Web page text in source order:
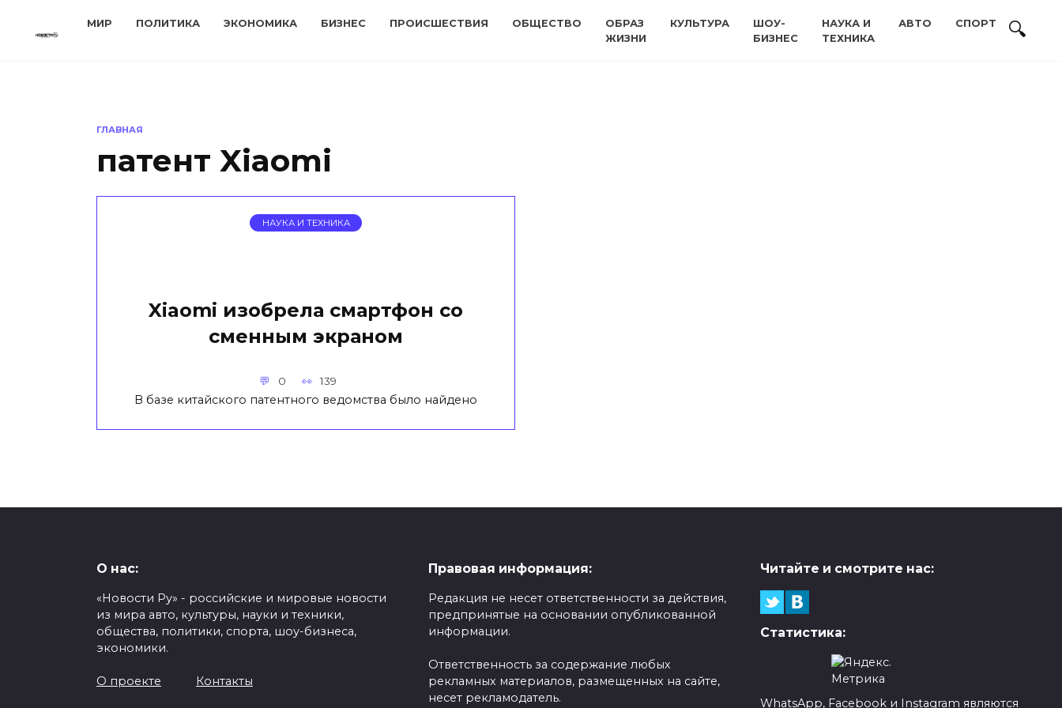
МИР ПОЛИТИКА ЭКОНОМИКА БИЗНЕС ПРОИСШЕСТВИЯ ОБЩЕСТВО
ОБРАЗ
ЖИЗНИ
КУЛЬТУРА
ШОУ-
БИЗНЕС
НАУКА И
ТЕХНИКА
АВТО СПОРТ
ГЛАВНАЯ
патент Xiaomi
НАУКА И ТЕХНИКА
Xiaomi изобрела смартфон со
сменным экраном
0 139
В базе китайского патентного ведомства было найдено
О нас:
«Новости Ру» - российские и мировые новости
из мира авто, культуры, науки и техники,
общества, политики, спорта, шоу-бизнеса,
экономики.
О проекте Контакты
Правовая информация:
Редакция не несет ответственности за действия,
предпринятые на основании опубликованной
информации.
Ответственность за содержание любых
рекламных материалов, размещенных на сайте,
несет рекламодатель.
Читайте и смотрите нас:
Статистика:
WhatsApp, Facebook и Instagram являются